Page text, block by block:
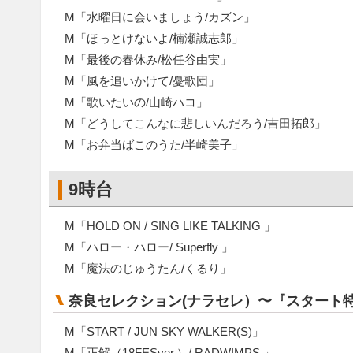
M「水曜日に会いましょう/カズン」
M「ほっとけないよ/楠瀬誠志郎」
M「最後の春休み/松任谷由実」
M「風を追いかけて/憂歌団」
M「歌いたいの/山崎ハコ」
M「どうしてこんなに悲しいんだろう/吉田拓郎」
M「お弁当ばこのうた/半崎美子」
9時台
M「HOLD ON / SING LIKE TALKING 」
M「ハロー・ハロー/ Superfly 」
M「魔法のじゅうたん/くるり」
奈良セレクション(ナラセレ）〜『スタート
M「START / JUN SKY WALKER(S)」